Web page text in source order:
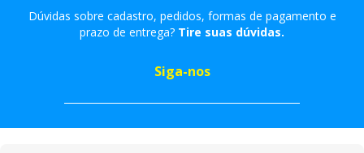
Dúvidas sobre cadastro, pedidos, formas de pagamento e
prazo de entrega? Tire suas dúvidas.
Siga-nos